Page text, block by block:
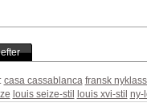
casa cassablanca fransk
louis seize-stil louis xvi-stil ny-